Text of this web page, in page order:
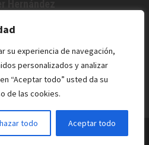
su experiencia de navegación,
personalizados y analizar
“Aceptar todo” usted da su
de las cookies.
todo Aceptar todo
Hernández
aquí. Cine / Rock /Pixel.